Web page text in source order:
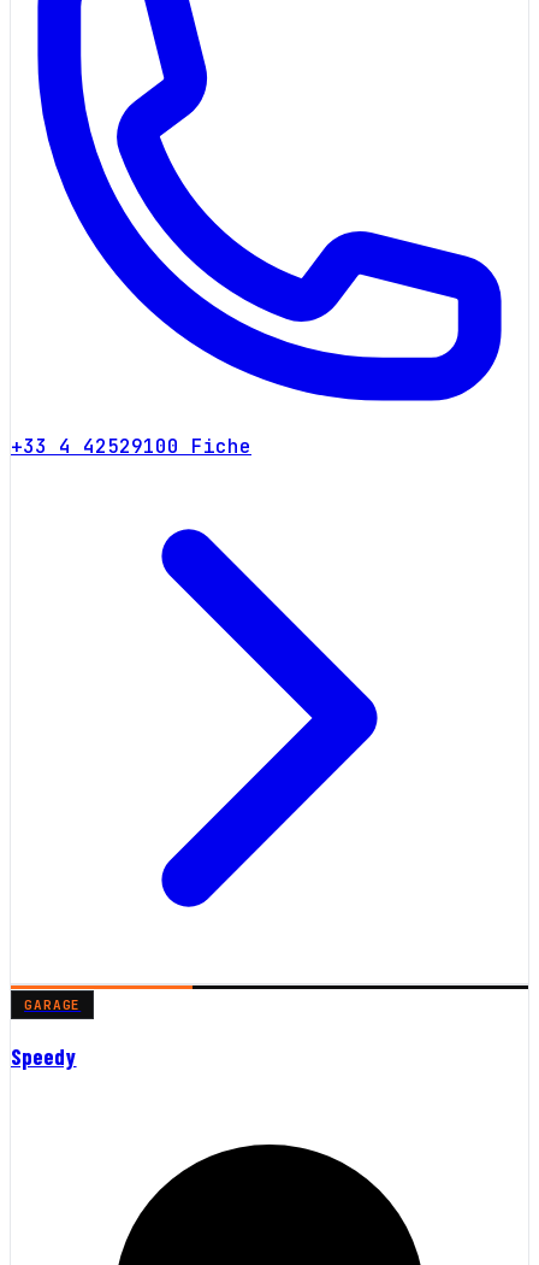
+33 4 42529100 Fiche
GARAGE
Speedy